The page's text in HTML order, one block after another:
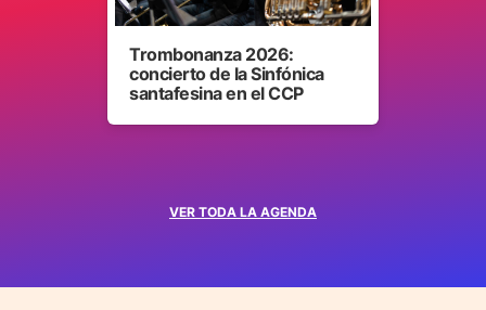
VER TODA LA AGENDA
Trombonanza 2026:
concierto de la Sinfónica
santafesina en el CCP